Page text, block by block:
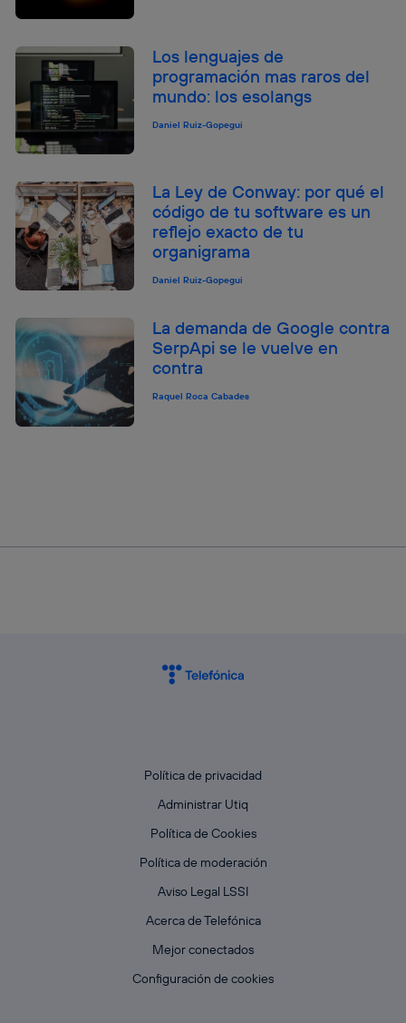
Los lenguajes de
programación mas raros del
mundo: los esolangs
Daniel Ruiz-Gopegui
La Ley de Conway: por qué el
código de tu software es un
reflejo exacto de tu
organigrama
Daniel Ruiz-Gopegui
La demanda de Google contra
SerpApi se le vuelve en
contra
Raquel Roca Cabades
Política de privacidad
Administrar Utiq
Política de Cookies
Política de moderación
Aviso Legal LSSI
Acerca de Telefónica
Mejor conectados
Configuración de cookies